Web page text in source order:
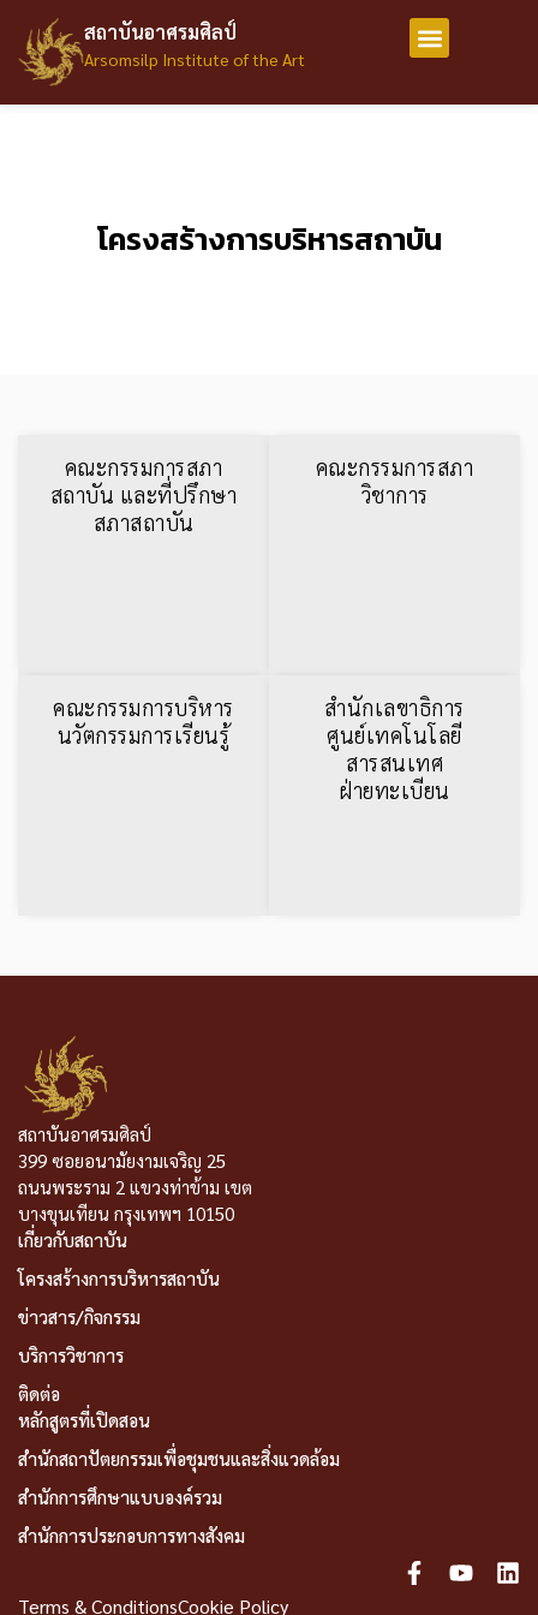
สถาบันอาศรมศิลป์
Arsomsilp Institute of the Art
โครงสร้างการบริหารสถาบัน
คณะกรรมการสภา
สถาบัน และที่ปรึกษา
สภาสถาบัน
คณะกรรมการสภา
วิชาการ
คณะกรรมการบริหาร
นวัตกรรมการเรียนรู้
สำนักเลขาธิการ
ศูนย์เทคโนโลยี
สารสนเทศ
ฝ่ายทะเบียน
สถาบันอาศรมศิลป์
399 ซอยอนามัยงามเจริญ 25
ถนนพระราม 2 แขวงท่าข้าม เขต
บางขุนเทียน กรุงเทพฯ 10150
เกี่ยวกับสถาบัน
โครงสร้างการบริหารสถาบัน
ข่าวสาร/กิจกรรม
บริการวิชาการ
ติดต่อ
หลักสูตรที่เปิดสอน
สำนักสถาปัตยกรรมเพื่อชุมชนและสิ่งแวดล้อม
สำนักการศึกษาแบบองค์รวม
สำนักการประกอบการทางสังคม
Terms & ConditionsCookie Policy